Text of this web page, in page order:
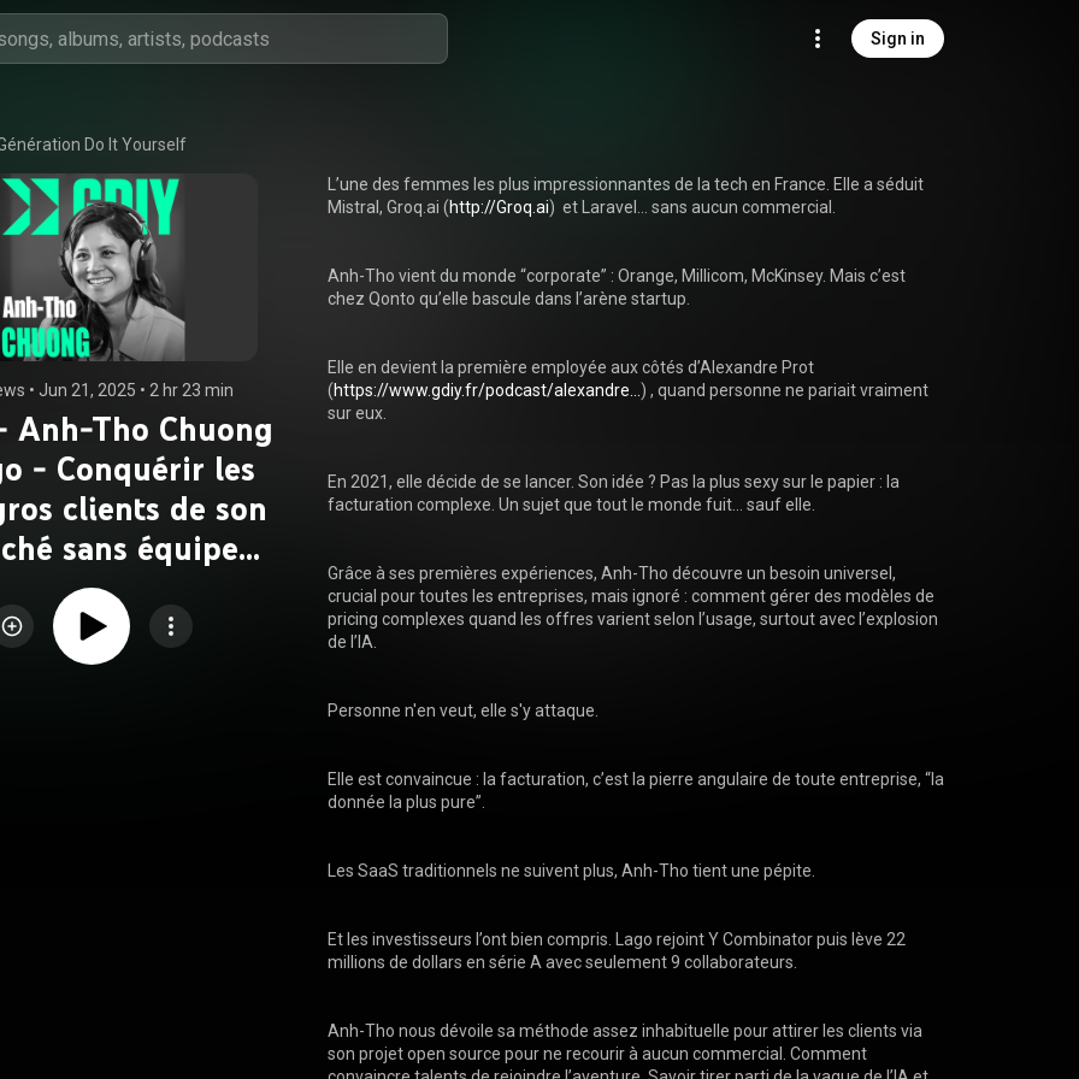
Sign in
Do It Yourself
• Jun 21, 2025 • 2 hr 23 min
Anh-Tho Chuong
- Conquérir les
clients de son
sans équipe
L’une des femmes les plus impressionnantes de la tech en France. Elle a séduit
Mistral, Groq.ai (http://Groq.ai)  et Laravel… sans aucun commercial.
Anh-Tho vient du monde “corporate” : Orange, Millicom, McKinsey. Mais c’est
chez Qonto qu’elle bascule dans l’arène startup.
Elle en devient la première employée aux côtés d’Alexandre Prot
(https://www.gdiy.fr/podcast/alexandre... ) , quand personne ne pariait vraiment
sur eux.
En 2021, elle décide de se lancer. Son idée ? Pas la plus sexy sur le papier : la
facturation complexe. Un sujet que tout le monde fuit… sauf elle.
Grâce à ses premières expériences, Anh-Tho découvre un besoin universel,
crucial pour toutes les entreprises, mais ignoré : comment gérer des modèles de
pricing complexes quand les offres varient selon l’usage, surtout avec l’explosion
de l’IA.
Personne n'en veut, elle s'y attaque.
Elle est convaincue : la facturation, c’est la pierre angulaire de toute entreprise, “la
donnée la plus pure”.
Les SaaS traditionnels ne suivent plus, Anh-Tho tient une pépite.
Et les investisseurs l’ont bien compris. Lago rejoint Y Combinator puis lève 22
millions de dollars en série A avec seulement 9 collaborateurs.
Anh-Tho nous dévoile sa méthode assez inhabituelle pour attirer les clients via
son projet open source pour ne recourir à aucun commercial. Comment